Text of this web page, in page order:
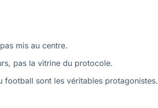
mis au centre.
pas la vitrine du protocole.
football sont les véritables protagonistes.